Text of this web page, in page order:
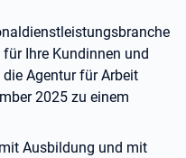
Ihre Kundinnen und
Agentur für Arbeit
2025 zu einem
Ausbildung und mit